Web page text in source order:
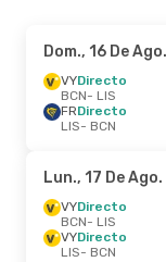
Dom., 16 De Ago.
VYDirecto
BCN- LIS
FRDirecto
LIS- BCN
Lun., 17 De Ago.
VYDirecto
BCN- LIS
VYDirecto
LIS- BCN